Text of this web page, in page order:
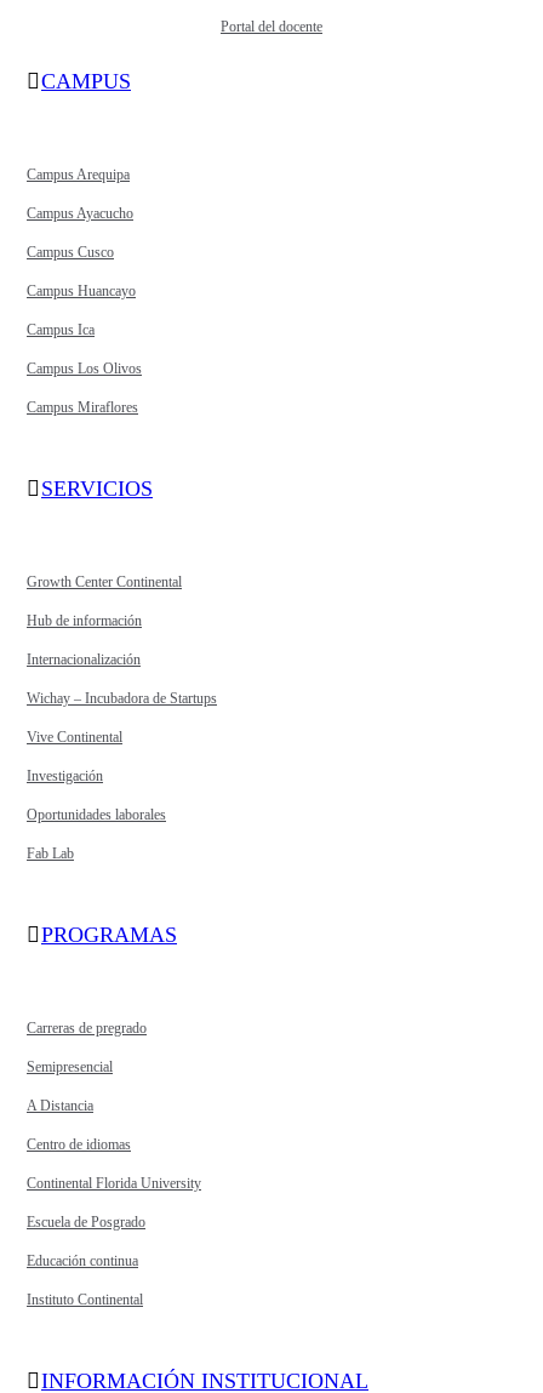
Portal del docente
CAMPUS
Campus Arequipa
Campus Ayacucho
Campus Cusco
Campus Huancayo
Campus Ica
Campus Los Olivos
Campus Miraflores
SERVICIOS
Growth Center Continental
Hub de información
Internacionalización
Wichay – Incubadora de Startups
Vive Continental
Investigación
Oportunidades laborales
Fab Lab
PROGRAMAS
Carreras de pregrado
Semipresencial
A Distancia
Centro de idiomas
Continental Florida University
Escuela de Posgrado
Educación continua
Instituto Continental
INFORMACIÓN INSTITUCIONAL